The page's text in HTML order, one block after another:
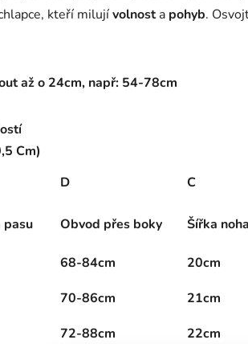
kteří milujívolnosta pohyb.
až o 24cm, např: 54-78cm
Cm)
D C
pasu Obvod přes boky Šířka
68-84cm 20cm
70-86cm 21cm
72-88cm 22cm